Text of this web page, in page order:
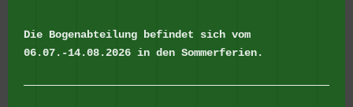
Die Bogenabteilung befindet sich vom
06.07.-14.08.2026 in den Sommerferien.